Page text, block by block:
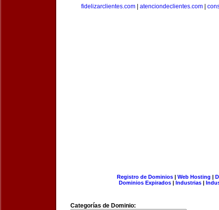
fidelizarclientes.com
atenciondeclientes.com
Registro de Dominios| Web Hosting |
Dominios Expirados | Industrias |
Categorías de Dominio: